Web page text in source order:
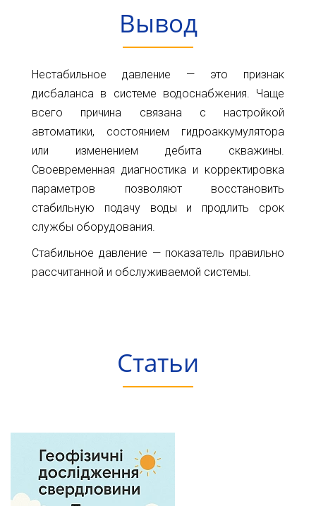
Вывод
Нестабильное давление — это признак
дисбаланса в системе водоснабжения. Чаще
всего причина связана с настройкой
автоматики, состоянием гидроаккумулятора
или изменением дебита скважины.
Своевременная диагностика и корректировка
параметров позволяют восстановить
стабильную подачу воды и продлить срок
службы оборудования.
Стабильное давление — показатель правильно
рассчитанной и обслуживаемой системы.
Статьи